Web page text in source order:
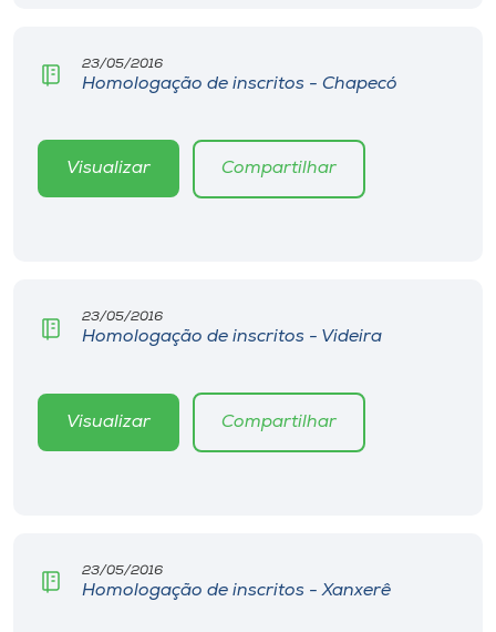
23/05/2016
Homologação de inscritos - Chapecó
Visualizar Compartilhar
23/05/2016
Homologação de inscritos - Videira
Visualizar Compartilhar
23/05/2016
Homologação de inscritos - Xanxerê